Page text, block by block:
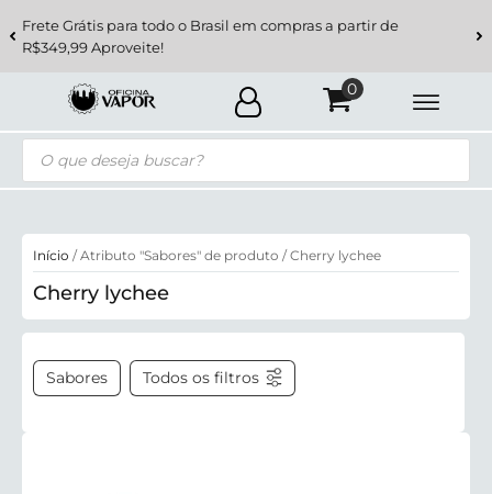
Frete Grátis para todo o Brasil em compras a partir de
R$349,99 Aproveite!
Pesquisar
produtos
Início / Atributo "Sabores" de produto / Cherry lychee
Cherry lychee
Sabores Todos os filtros